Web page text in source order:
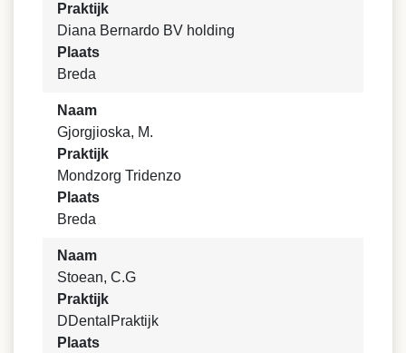
Praktijk
Diana Bernardo BV holding
Plaats
Breda
Naam
Gjorgjioska, M.
Praktijk
Mondzorg Tridenzo
Plaats
Breda
Naam
Stoean, C.G
Praktijk
DDentalPraktijk
Plaats